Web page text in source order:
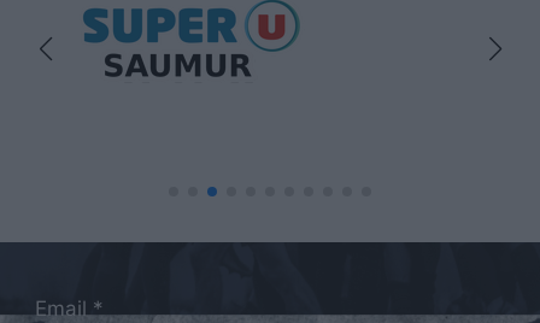
Email *